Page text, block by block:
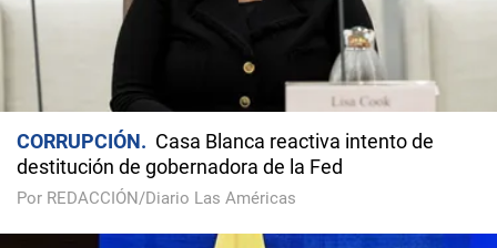
CORRUPCIÓN
Casa Blanca reactiva intento de
destitución de gobernadora de la Fed
Por REDACCIÓN/Diario Las Américas